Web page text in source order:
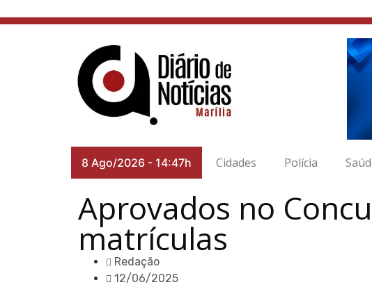
8 Ago/2026 - 14:47h Cidades Polícia
Aprovados no
matrículas
Redação
12/06/2025